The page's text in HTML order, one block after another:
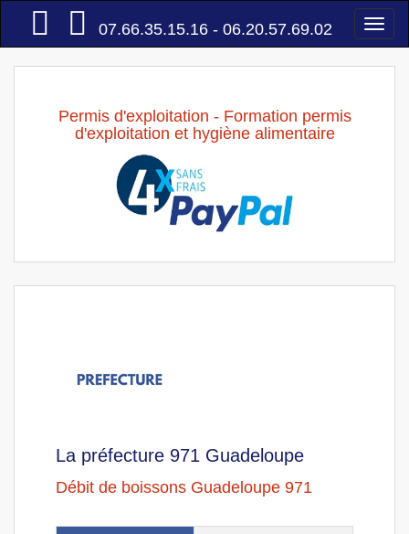
Accueil
07.66.35.15.16 - 06.20.57.69.02
Permis d'exploitation - Formation permis
d'exploitation et hygiène alimentaire
La préfecture 971 Guadeloupe
Débit de boissons Guadeloupe 971